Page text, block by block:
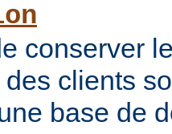
conserver
clients
base de